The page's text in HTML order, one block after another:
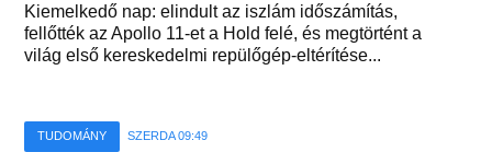
Kiemelkedő nap: elindult az iszlám időszámítás,
fellőtték az Apollo 11-et a Hold felé, és megtörtént a
világ első kereskedelmi repülőgép-eltérítése...
TUDOMÁNY SZERDA 09:49